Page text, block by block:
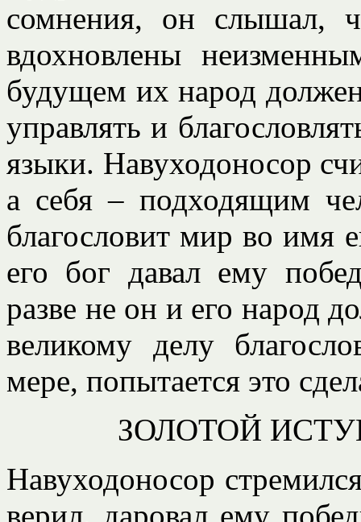
сомнения, он слышал,
вдохновлены
будущем их народ
управлять и
языки. Навуходоносор
а себя – подходящим
благословит мир во имя
его бог давал ему
разве не он и его народ
великому делу
мере, попытается это
ЗОЛОТОЙ
Навуходоносор